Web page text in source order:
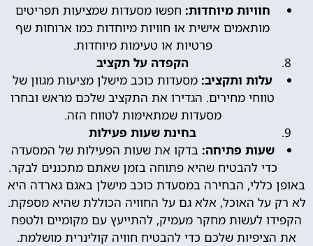
חוויות מיוחדות: חפשו מסעדות שמציעות תפריטים
מותאמים אישית או חוויות מיוחדות כמו ארוחות שף
פרטיות או טעימות מיוחדות.
הקפדה על תקציב
עלות ותקציב: מסעדות כוכב מישלן מציעות מגוון של
טווחי מחירים. הגדירו את התקציב שלכם מראש ובחרו
מסעדות שמתאימות לטווח הזה.
בחינת שעות פעילות
שעות פתיחה: בדקו את שעות הפעילות של המסעדה
כדי להבטיח שהיא פתוחה בזמן שאתם מתכננים לבקר.
באופן כללי, הבחירה במסעדת כוכב מישלן באגם גארדה היא
לא רק על האוכל, אלא גם על החוויה הכוללת שהיא מספקת.
הקפידו לעשות מחקר מעמיק, להתייעץ עם מקומיים ולטפח
את הציפיות שלכם כדי להבטיח חוויה קולינרית מושלמת.